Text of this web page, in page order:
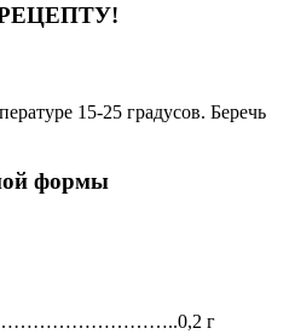
15-25 градусов. Беречь
формы
г